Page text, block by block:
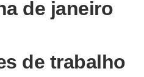
de janeiro
de trabalho